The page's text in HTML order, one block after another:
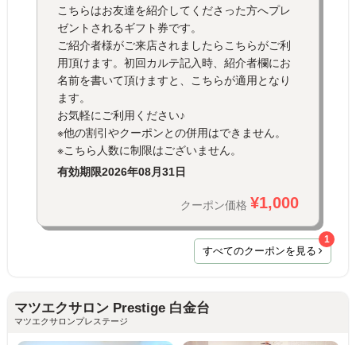
こちらはお友達を紹介してくださった方へプレ
ゼントされるギフト券です。
ご紹介者様がご来店されましたらこちらがご利
用頂けます。初回カルテ記入時、紹介者欄にお
名前を書いて頂けますと、こちらが適用となり
ます。
お気軽にご利用ください♪
※他の割引やクーポンとの併用はできません。
※こちら人数に制限はございません。
有効期限2026年08月31日
クーポン価格 ¥1,000
すべてのクーポンを見る
1
マツエクサロン Prestige 白金台
マツエクサロンプレステージ